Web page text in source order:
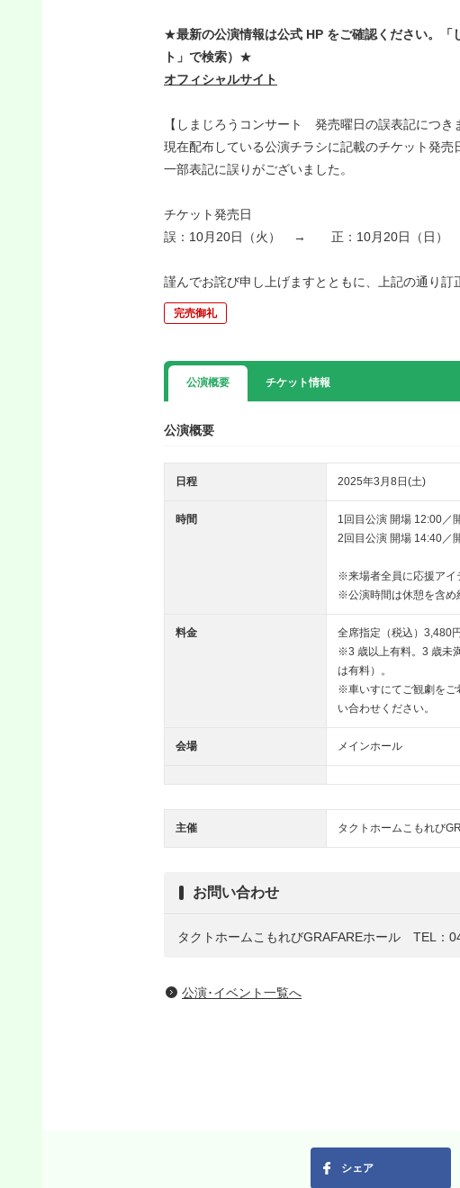
★最新の公演情報は公式 HP をご確認ください。
ト」で検索） ★
オフィシャルサイト
【しまじろうコンサート 発売曜日の誤表記につき
現在配布している公演チラシに記載のチケット発売
一部表記に誤りがございました。
チケット発売日
誤：10月20日（火） → 正：10月20日（日）
謹んでお詫び申し上げますとともに、上記の通り訂
完売御礼
公演概要 チケット情報
公演概要
日程 2025年3月8日(土)
時間
1回目公演 開場 12:00／
2回目公演 開場 14:40／
※来場者全員に応援アイ
※公演時間は休憩を含め
料金
全席指定（税込）3,480円
※3 歳以上有料。3 歳未
は有料）。
※車いすにてご観劇をご
い合わせください。
会場 メインホール
主催 タクトホームこもれび
お問い合わせ
タクトホームこもれびGRAFAREホール TEL：
公演･イベント一覧へ
シェア